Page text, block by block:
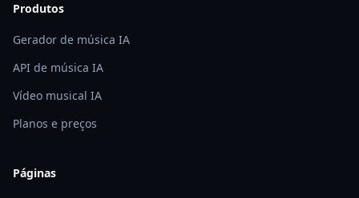
Produtos
Gerador de música IA
API de música IA
Vídeo musical IA
Planos e preços
Páginas